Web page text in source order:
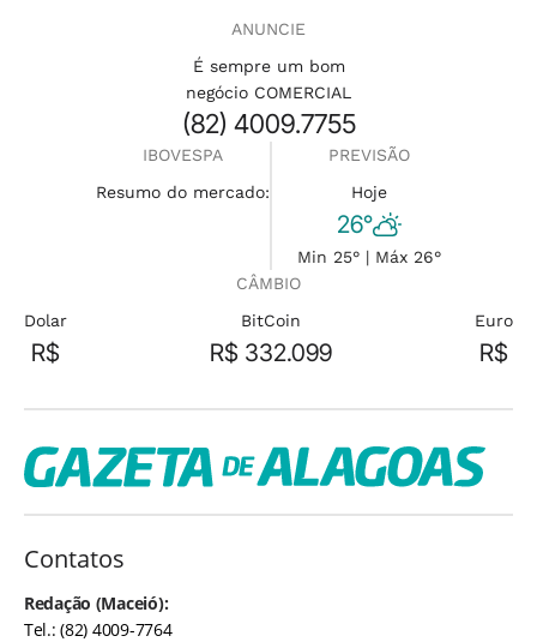
ANUNCIE
É sempre um bom
negócio COMERCIAL
(82) 4009.7755
IBOVESPA
Resumo do mercado:
PREVISÃO
Hoje
26°
Min 25° | Máx 26°
CÂMBIO
Dolar
R$
BitCoin
R$ 332.099
Euro
R$
Contatos
Redação (Maceió):
Tel.: (82) 4009-7764